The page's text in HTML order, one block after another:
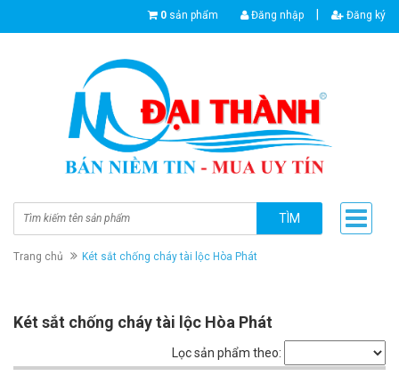
0 sản phẩm Đăng nhập Đăng ký
TÌM
Trang chủ Két sắt chống cháy tài lộc Hòa Phát
Két sắt chống cháy tài lộc Hòa Phát
Lọc sản phẩm theo: